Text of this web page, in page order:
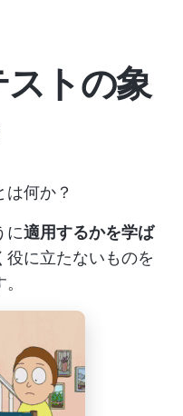
トの象
何か？
に適用するかを学ば
に立たないものを